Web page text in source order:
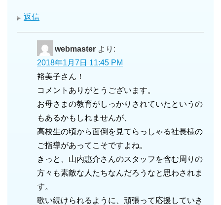
返信
webmaster より:
2018年1月7日 11:45 PM
裕美子さん！
コメントありがとうございます。
お母さまの教育がしっかりされていたというの
もあるかもしれませんが、
高校生の頃から面倒を見てらっしゃる社長様の
ご指導があってこそですよね。
きっと、山内惠介さんのスタッフを含む周りの
方々も素敵な人たちなんだろうなと思わされま
す。
歌い続けられるように、頑張って応援していき